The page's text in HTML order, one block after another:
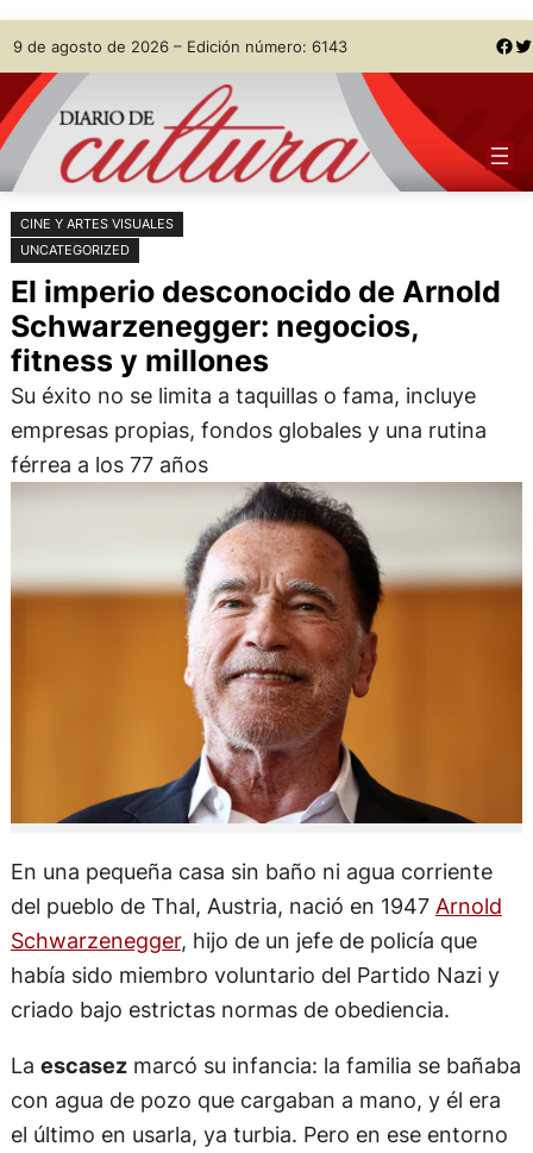
Saltar
al
contenido
Skip
to
content
9 de agosto de 2026 – Edición número: 6143 Facebook Twitter
CINE Y ARTES VISUALES
UNCATEGORIZED
El imperio desconocido de Arnold
Schwarzenegger: negocios,
fitness y millones
Su éxito no se limita a taquillas o fama, incluye
empresas propias, fondos globales y una rutina
férrea a los 77 años
En una pequeña casa sin baño ni agua corriente
del pueblo de Thal, Austria, nació en 1947 Arnold
Schwarzenegger, hijo de un jefe de policía que
había sido miembro voluntario del Partido Nazi y
criado bajo estrictas normas de obediencia.
La escasezmarcó su infancia: la familia se bañaba
con agua de pozo que cargaban a mano, y él era
el último en usarla, ya turbia. Pero en ese entorno